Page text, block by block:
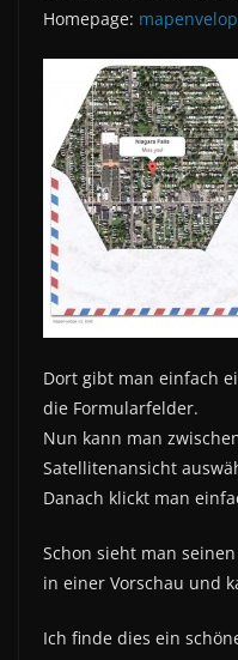
Homepage:
Dort gibt man einfach
die Formularfelder.
Nun kann man
Satellitenansicht
Danach klickt man
Schon sieht man
in einer Vorschau und
Ich finde dies ein